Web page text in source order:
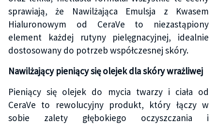
sprawiają, że Nawilżająca Emulsja z Kwasem
Hialuronowym od CeraVe to niezastąpiony
element każdej rutyny pielęgnacyjnej, idealnie
dostosowany do potrzeb współczesnej skóry.
Nawilżający pieniący się olejek dla skóry wrażliwej
Pieniący się olejek do mycia twarzy i ciała od
CeraVe to rewolucyjny produkt, który łączy w
sobie zalety głębokiego oczyszczania i